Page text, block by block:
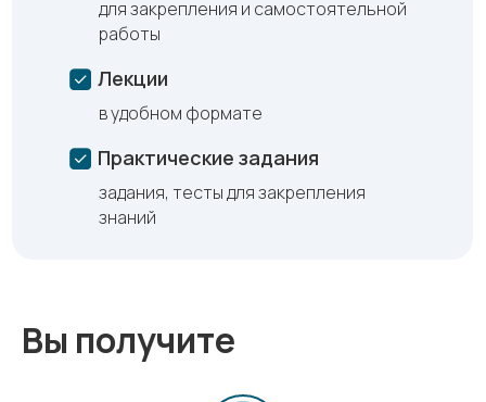
Лекции
Практические задания
для закрепления и самостоятельной
работы
в удобном формате
задания, тесты для закрепления
знаний
Вы получите